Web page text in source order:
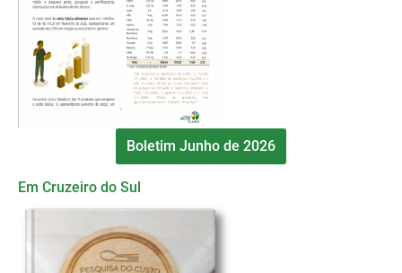
Boletim Junho de 2026
Em Cruzeiro do Sul